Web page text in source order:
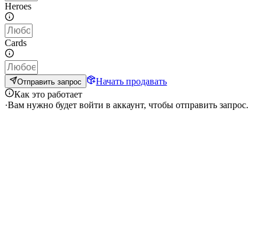
Heroes
Cards
Отправить запрос
Начать продавать
Как это работает
·Вам нужно будет войти в аккаунт, чтобы отправить запрос.